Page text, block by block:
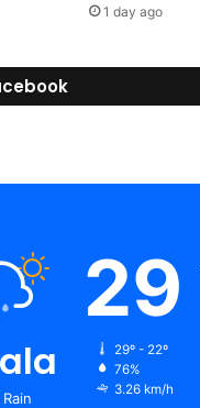
1 day ago
29
29º - 22º
76%
3.26 km/h